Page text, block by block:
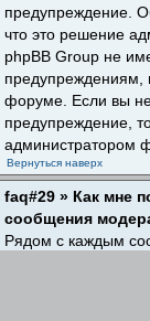
предупреждение.
что это решение
phpBB Group не
форуме. Если вы не
предупреждение,
администратором
Вернуться наверх
faq#29 » Как мне
сообщения
Рядом с каждым